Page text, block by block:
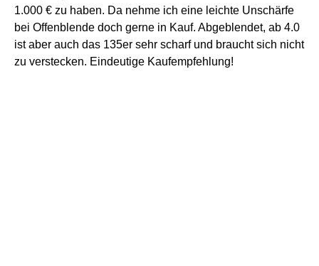
1.000 € zu haben. Da nehme ich eine leichte Unschärfe
bei Offenblende doch gerne in Kauf. Abgeblendet, ab 4.0
ist aber auch das 135er sehr scharf und braucht sich nicht
zu verstecken. Eindeutige Kaufempfehlung!